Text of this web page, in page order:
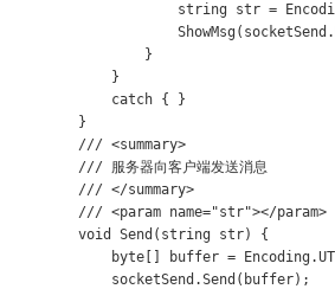
string str =
}
}
catch { }
}
/// <summary>
/// 服务器向客户端发送消息
/// </summary>
/// <param name="str"></param>
void Send(string str) {
byte[] buffer =
socketSend.Send(buffer);